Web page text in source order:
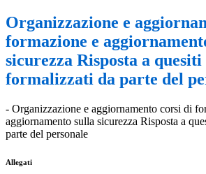
Organizzazione e
formazione e
sicurezza Risposta a quesiti
formalizzati da parte del
- Organizzazione e aggiornamento corsi di
aggiornamento sulla sicurezza Risposta a
parte del personale
Allegati